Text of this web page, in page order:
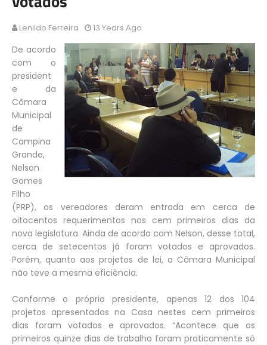
Lenildo Ferreira 13 Years Ago
De acordo
com o
president
e da
Câmara
Municipal
de
Campina
Grande,
Nelson
Gomes
Filho
(PRP), os vereadores deram entrada em cerca de
oitocentos requerimentos nos cem primeiros dias da
nova legislatura. Ainda de acordo com Nelson, desse total,
cerca de setecentos já foram votados e aprovados.
Porém, quanto aos projetos de lei, a Câmara Municipal
não teve a mesma eficiência.
Conforme o próprio presidente, apenas 12 dos 104
projetos apresentados na Casa nestes cem primeiros
dias foram votados e aprovados. “Acontece que os
primeiros quinze dias de trabalho foram praticamente só